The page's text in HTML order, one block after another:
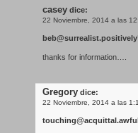
casey dice:
22 Noviembre, 2014 a las
beb@surrealist.positively
thanks for information….
Gregory dice:
22 Noviembre, 2014 a las